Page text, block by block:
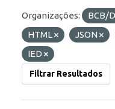
Organizações: BCB/
HTML
JSON
IED
Filtrar Resultados